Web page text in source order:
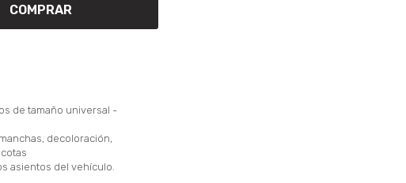
COMPRAR
de tamaño universal -
decoloración,
asientos del vehículo.